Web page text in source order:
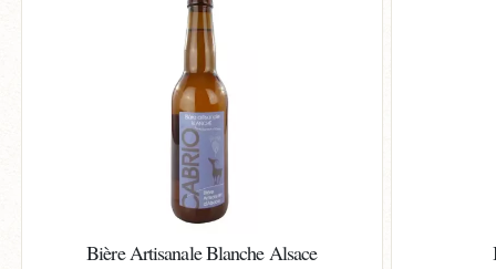
Bière Artisanale Blanche Alsace